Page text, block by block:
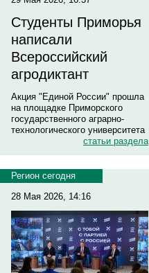
Студенты Приморья
написали
Всероссийский
агродиктант
Акция "Единой России" прошла
на площадке Приморского
государственного аграрно-
технологического университета
статьи раздела
Регион сегодня
28 Мая 2026, 14:16